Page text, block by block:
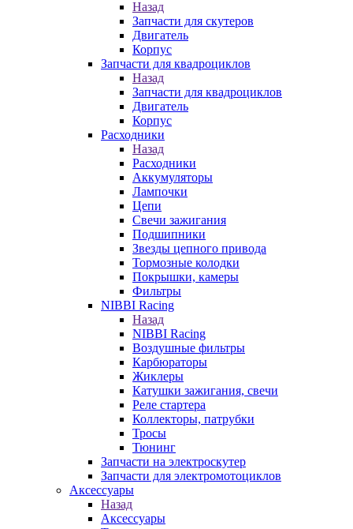
Назад
Запчасти для скутеров
Двигатель
Корпус
Запчасти для квадроциклов
Назад
Запчасти для квадроциклов
Двигатель
Корпус
Расходники
Назад
Расходники
Аккумуляторы
Лампочки
Цепи
Свечи зажигания
Подшипники
Звезды цепного привода
Тормозные колодки
Покрышки, камеры
Фильтры
NIBBI Racing
Назад
NIBBI Racing
Воздушные фильтры
Карбюраторы
Жиклеры
Катушки зажигания, свечи
Реле стартера
Коллекторы, патрубки
Тросы
Тюнинг
Запчасти на электроскутер
Запчасти для электромотоциклов
Аксессуары
Назад
Аксессуары